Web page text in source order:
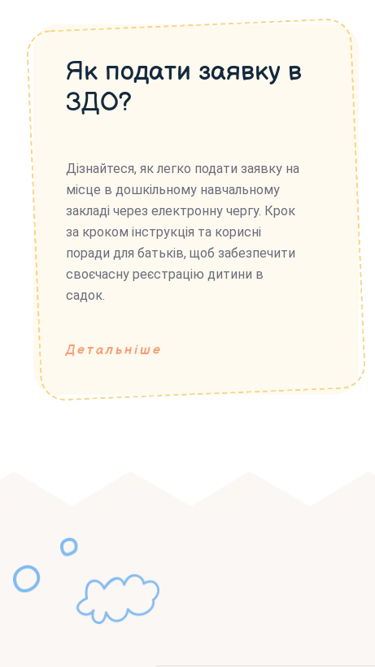
Як подати заявку в
ЗДО?
Дізнайтеся, як легко подати заявку на
місце в дошкільному навчальному
закладі через електронну чергу. Крок
за кроком інструкція та корисні
поради для батьків, щоб забезпечити
своєчасну реєстрацію дитини в
садок.
Детальніше